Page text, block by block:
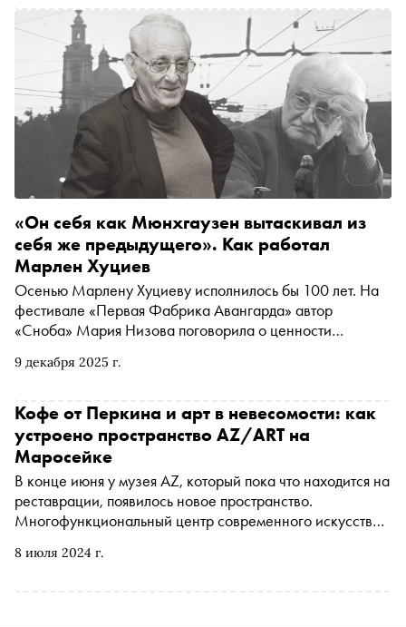
материале «Сноба»
9 декабря 2025 г.
«Он себя как Мюнхгаузен вытаскивал из
себя же предыдущего». Как работал
Марлен Хуциев
Осенью Марлену Хуциеву исполнилось бы 100 лет. На
фестивале «Первая Фабрика Авангарда» автор
«Сноба» Мария Низова поговорила о ценности
несостоявшихся работах выдающегося режиссера-
8 июля 2024 г.
Кофе от Перкина и арт в невесомости: как
устроено пространство AZ/ART на
Маросейке
В конце июня у музея AZ, который пока что находится на
реставрации, появилось новое пространство.
Многофункциональный центр современного искусства
Маросейке. Здесь не только планируют показывать